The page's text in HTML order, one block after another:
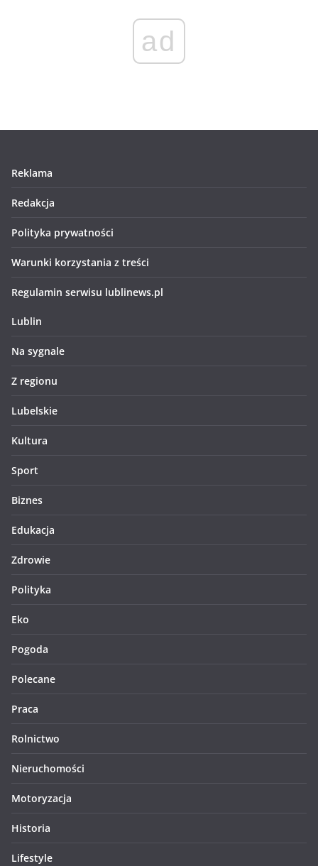
ad
Reklama
Redakcja
Polityka prywatności
Warunki korzystania z treści
Regulamin serwisu lublinews.pl
Lublin
Na sygnale
Z regionu
Lubelskie
Kultura
Sport
Biznes
Edukacja
Zdrowie
Polityka
Eko
Pogoda
Polecane
Praca
Rolnictwo
Nieruchomości
Motoryzacja
Historia
Lifestyle